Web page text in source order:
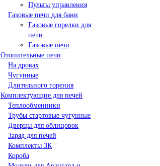
Пульты управления
Газовые печи для бани
Газовые горелки для
печи
Газовые печи
Отопительные печи
На дровах
Чугунные
Длительного горения
Комплектующие для печей
Теплообменники
Трубы стартовые чугунные
Дверцы для облицовок
Заряд для печей
Комплекты ЗК
Короба